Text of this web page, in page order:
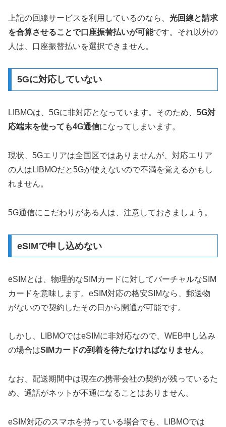
上記の回線サービスを利用しているのなら、 光回線と請求
を合算させることで口座振替払いが可能です。それ以外の
人は、口座振替払いを選択できません。
5Gに対応していない
LIBMOは、5Gに非対応となっています。そのため、 5G対
応端末を使っても4G通信になってしまいます。
現状、5Gエリアは全国区ではありませんが、対応エリア
の人はLIBMOだと5Gが使えないので不満を覚えるかもし
れません。
5G通信にこだわりがある人は、注意しておきましょう。
eSIMで申し込めない
eSIMとは、物理的なSIMカードに対してバーチャルなSIM
カードを意味します。eSIM対応の格安SIMなら、郵送物
がないので契約したその日から開通が可能です。
しかし、LIBMOではeSIMに非対応なので、WEB申し込み
の場合はSIMカードの到着を待たなければなりません。
なお、配送期間中は現在の携帯会社の契約が残っているた
め、通話がネットが不通になることはありません。
eSIM対応のスマホを持っている場合でも、LIBMOでは